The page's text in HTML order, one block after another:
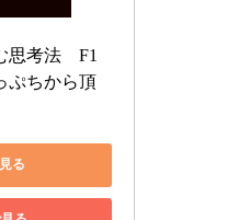
思考法　F1
ぷちから頂
る